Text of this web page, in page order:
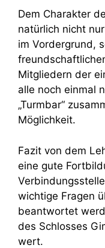
Dem Charakter
natürlich nicht
im Vordergrund,
Mitgliedern der
alle noch einmal
„Turmbar“
Möglichkeit.
Fazit von dem
eine gute
wichtige Fragen
beantwortet
des Schlosses
wert.